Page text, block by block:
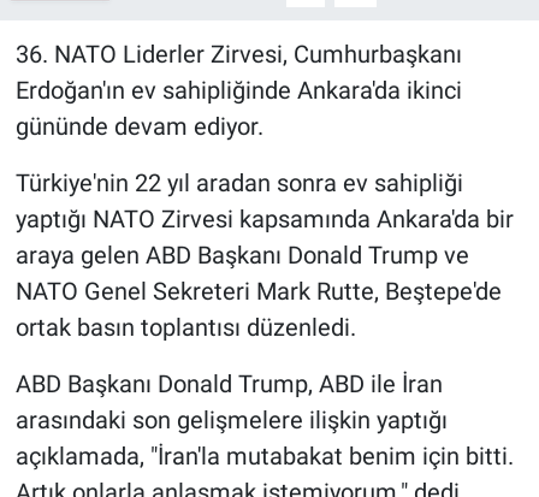
36. NATO Liderler Zirvesi, Cumhurbaşkanı
Erdoğan'ın ev sahipliğinde Ankara'da ikinci
gününde devam ediyor.
Türkiye'nin 22 yıl aradan sonra ev sahipliği
yaptığı NATO Zirvesi kapsamında Ankara'da bir
araya gelen ABD Başkanı Donald Trump ve
NATO Genel Sekreteri Mark Rutte, Beştepe'de
ortak basın toplantısı düzenledi.
ABD Başkanı Donald Trump, ABD ile İran
arasındaki son gelişmelere ilişkin yaptığı
açıklamada, "İran'la mutabakat benim için bitti.